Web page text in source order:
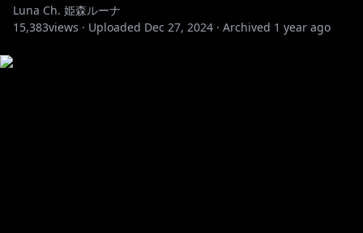
Luna Ch. 姫森ルーナ
15,383views · Uploaded Dec 27, 2024 · Archived 1 year ago